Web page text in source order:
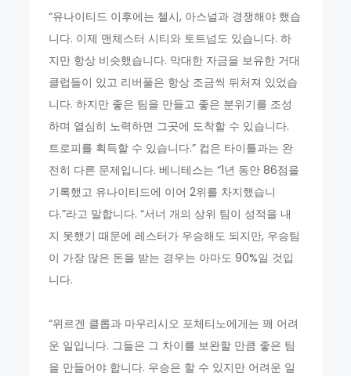
“유나이티드 이후에는 첼시, 아스널과 경쟁해야 했습
니다. 이제 맨체스터 시티와 토트넘도 있습니다. 하
지만 항상 비슷했습니다. 막대한 자금을 보유한 거대
클럽들이 있고 리버풀은 항상 조금씩 뒤처져 있었습
니다. 하지만 좋은 팀을 만들고 좋은 분위기를 조성
하며 열심히 노력하면 그곳에 도착할 수 있습니다.
트로피를 획득할 수 있습니다.” 컵은 타이틀과는 완
전히 다른 문제입니다. 베니테스는 “1년 동안 86점을
기록했고 유나이티드에 이어 2위를 차지했습니
다.”라고 말합니다. “서너 개의 상위 팀이 성적을 내
지 못했기 때문에 레스터가 우승해도 되지만, 우승팀
이 가장 많은 돈을 받는 경우는 아마도 90%일 것입
니다.
“위르겐 클롭과 마우리시오 포체티노에게는 꽤 어려
운 일입니다. 그들은 그 차이를 보완할 만큼 좋은 팀
을 만들어야 합니다. 우승은 할 수 있지만 어려운 일